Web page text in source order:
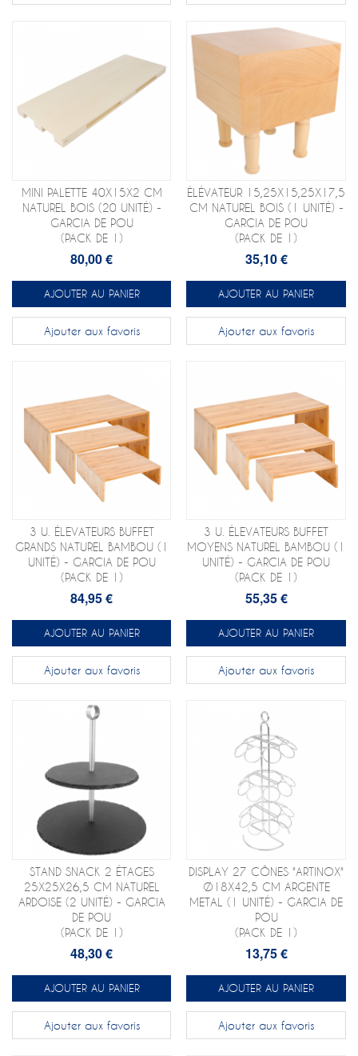
MINI PALETTE 40X15X2 CM
NATUREL BOIS (20 UNITÉ) -
GARCIA DE POU
(PACK DE 1)
80,00 €
AJOUTER AU PANIER
Ajouter aux favoris
ÉLÉVATEUR 15,25X15,25X17,5
CM NATUREL BOIS (1 UNITÉ) -
GARCIA DE POU
(PACK DE 1)
35,10 €
AJOUTER AU PANIER
Ajouter aux favoris
3 U. ÉLEVATEURS BUFFET
GRANDS NATUREL BAMBOU (1
UNITÉ) - GARCIA DE POU
(PACK DE 1)
84,95 €
AJOUTER AU PANIER
Ajouter aux favoris
3 U. ÉLEVATEURS BUFFET
MOYENS NATUREL BAMBOU (1
UNITÉ) - GARCIA DE POU
(PACK DE 1)
55,35 €
AJOUTER AU PANIER
Ajouter aux favoris
STAND SNACK 2 ÉTAGES
25X25X26,5 CM NATUREL
ARDOISE (2 UNITÉ) - GARCIA
DE POU
(PACK DE 1)
48,30 €
AJOUTER AU PANIER
Ajouter aux favoris
DISPLAY 27 CÔNES "ARTINOX"
Ø18X42,5 CM ARGENTE
METAL (1 UNITÉ) - GARCIA DE
POU
(PACK DE 1)
13,75 €
AJOUTER AU PANIER
Ajouter aux favoris